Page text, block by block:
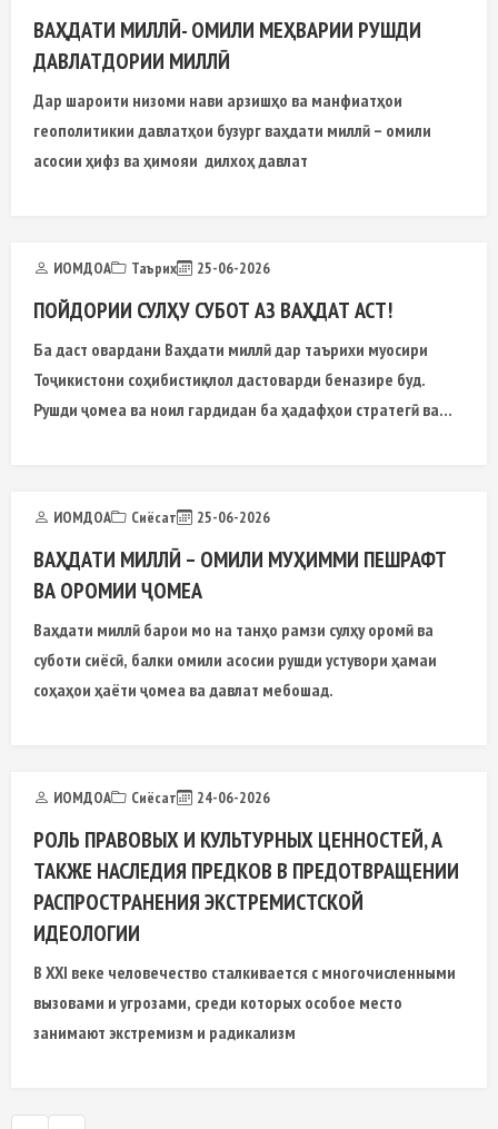
ВАҲДАТИ МИЛЛӢ- ОМИЛИ МЕҲВАРИИ РУШДИ
ДАВЛАТДОРИИ МИЛЛӢ
Дар шароити низоми нави арзишҳо ва манфиатҳои
геополитикии давлатҳои бузург ваҳдати миллӣ – омили
асосии ҳифз ва ҳимояи дилхоҳ давлат
ИОМДОА Таърих 25-06-2026
ПОЙДОРИИ СУЛҲУ СУБОТ АЗ ВАҲДАТ АСТ!
Ба даст овардани Ваҳдати миллӣ дар таърихи муосири
Тоҷикистони соҳибистиқлол дастоварди беназире буд.
Рушди ҷомеа ва ноил гардидан ба ҳадафҳои стратегӣ ва
ИОМДОА Сиёсат 25-06-2026
ВАҲДАТИ МИЛЛӢ – ОМИЛИ МУҲИММИ ПЕШРАФТ
ВА ОРОМИИ ҶОМЕА
Ваҳдати миллӣ барои мо на танҳо рамзи сулҳу оромӣ ва
суботи сиёсӣ, балки омили асосии рушди устувори ҳамаи
соҳаҳои ҳаёти ҷомеа ва давлат мебошад.
ИОМДОА Сиёсат 24-06-2026
РОЛЬ ПРАВОВЫХ И КУЛЬТУРНЫХ ЦЕННОСТЕЙ, А
ТАКЖЕ НАСЛЕДИЯ ПРЕДКОВ В ПРЕДОТВРАЩЕНИИ
РАСПРОСТРАНЕНИЯ ЭКСТРЕМИСТСКОЙ
ИДЕОЛОГИИ
В XXI веке человечество сталкивается с многочисленными
вызовами и угрозами, среди которых особое место
занимают экстремизм и радикализм